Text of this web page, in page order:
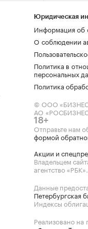
Юридическая
Информация об
О соблюдении
Политика в
персональных
Политика
© ООО
АО
18+
Отправьте нам
формой
Акции и
Владельцем
агентство «РБК».
Данные
Петербургская
Индексы
Реализовано на